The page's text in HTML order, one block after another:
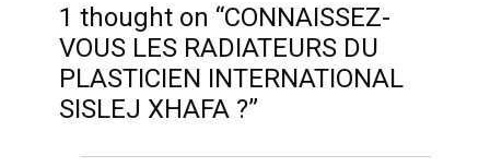
1 thought on “CONNAISSEZ-
VOUS LES RADIATEURS DU
PLASTICIEN INTERNATIONAL
SISLEJ XHAFA ?”